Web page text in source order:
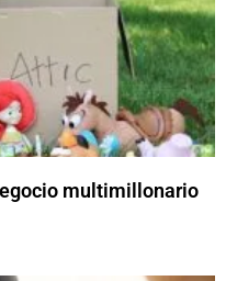
multimillonario